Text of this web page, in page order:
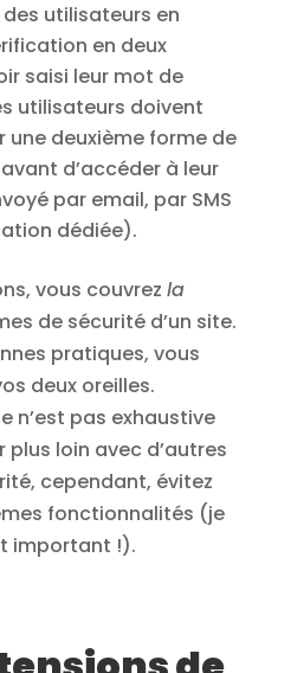
utilisateurs en
en deux
saisi leur mot de
utilisateurs doivent
une deuxième forme de
d’accéder à leur
par email, par SMS
dédiée).
vous couvrez la
de sécurité d’un site.
pratiques, vous
deux oreilles.
n’est pas exhaustive
plus loin avec d’autres
cependant, évitez
fonctionnalités (je
important !).